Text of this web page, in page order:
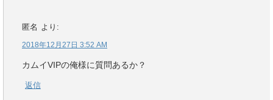
匿名 より:
2018年12月27日 3:52 AM
カムイVIPの俺様に質問あるか？
返信